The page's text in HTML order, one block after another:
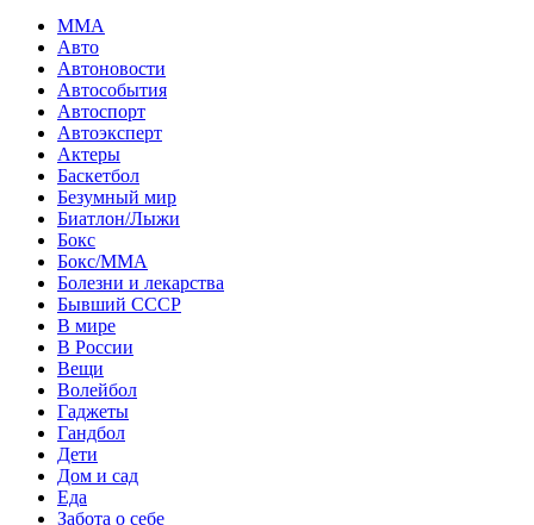
MMA
Авто
Автоновости
Автособытия
Автоспорт
Автоэксперт
Актеры
Баскетбол
Безумный мир
Биатлон/Лыжи
Бокс
Бокс/MMA
Болезни и лекарства
Бывший СССР
В мире
В России
Вещи
Волейбол
Гаджеты
Гандбол
Дети
Дом и сад
Еда
Забота о себе